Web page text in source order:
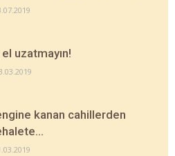
uzatmayın!
kanan cahillerden